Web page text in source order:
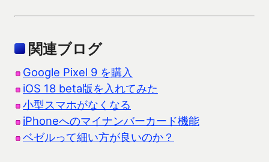
関連ブログ
Google Pixel 9 を購入
iOS 18 beta版を入れてみた
小型スマホがなくなる
iPhoneへのマイナンバーカード機能
ベゼルって細い方が良いのか？